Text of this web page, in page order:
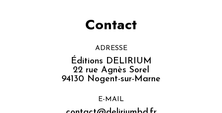
Contact
ADRESSE
Éditions DELIRIUM
22 rue Agnès Sorel
94130 Nogent-sur-Marne
E-MAIL